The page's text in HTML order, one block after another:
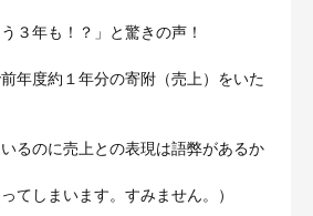
３年も！？」と驚きの声！
年度約１年分の寄附（売上）をいた
いるのに売上との表現は語弊があるか
てしまいます。すみません。）